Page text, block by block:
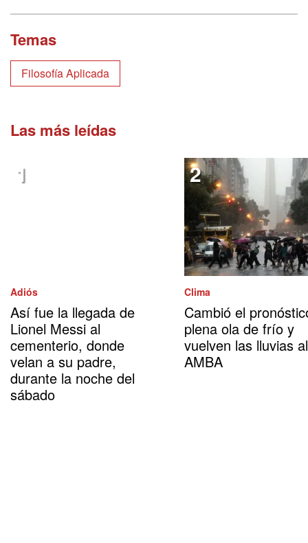
Temas
Filosofía Aplicada
Las más leídas
Adiós
Así fue la llegada de
Lionel Messi al
cementerio, donde
velan a su padre,
durante la noche del
sábado
Clima
Cambió el
plena ola de frío y
vuelven las lluvias al
AMBA